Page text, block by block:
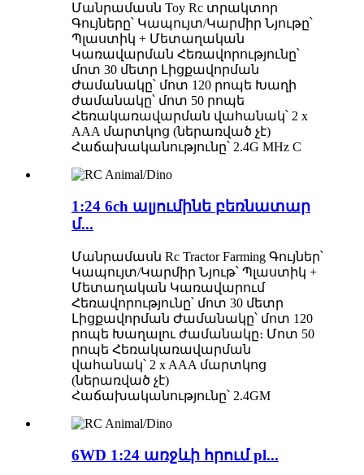
Մանրամասն Toy Rc տրակտոր
Գույները՝ Կապույտ/Կարմիր Նյութը՝
Պլաստիկ + Մետաղական
Կառավարման Հեռավորությունը՝
մոտ 30 մետր Լիցքավորման
Ժամանակը՝ մոտ 120 րոպե Խաղի
ժամանակը՝ մոտ 50 րոպե
Հեռակառավարման վահանակ՝ 2 x
AAA մարտկոց (ներառված չէ)
Հաճախականությունը՝ 2.4G MHz C
1:24 6ch ալյումինե բեռնատար
մ...
Մանրամասն Rc Tractor Farming Գույներ՝
Կապույտ/Կարմիր Նյութ՝ Պլաստիկ +
Մետաղական Կառավարում
Հեռավորությունը՝ մոտ 30 մետր
Լիցքավորման Ժամանակը՝ մոտ 120
րոպե Խաղալու ժամանակը։ Մոտ 50
րոպե Հեռակառավարման
վահանակ՝ 2 x AAA մարտկոց
(ներառված չէ)
Հաճախականությունը՝ 2.4GM
6WD 1:24 առջևի հրում pl...